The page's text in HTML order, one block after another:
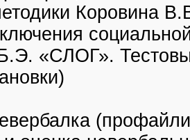
Коровина
«СЛОГ».